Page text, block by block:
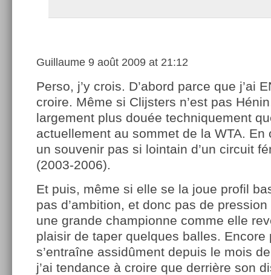
Guillaume 9 août 2009 at 21:12
Perso, j’y crois. D’abord parce que j’ai
croire. Même si Clijsters n’est pas
largement plus douée techniquement
actuellement au sommet de la WTA. En
un souvenir pas si lointain d’un circuit
(2003-2006).
Et puis, même si elle se la joue profil
pas d’ambition, et donc pas de pression
une grande championne comme elle
plaisir de taper quelques balles. Encore
s’entraîne assidûment depuis le mois
j’ai tendance à croire que derrière son